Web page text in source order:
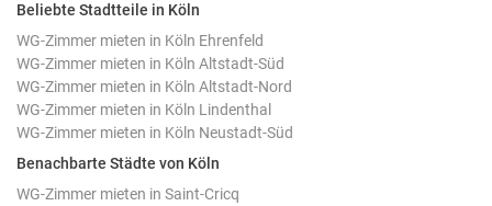
Beliebte Stadtteile in Köln
WG-Zimmer mieten in Köln Ehrenfeld
WG-Zimmer mieten in Köln Altstadt-Süd
WG-Zimmer mieten in Köln Altstadt-Nord
WG-Zimmer mieten in Köln Lindenthal
WG-Zimmer mieten in Köln Neustadt-Süd
Benachbarte Städte von Köln
WG-Zimmer mieten in Saint-Cricq